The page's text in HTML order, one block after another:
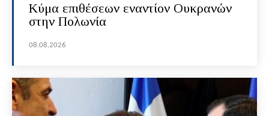
Κύμα επιθέσεων εναντίον Ουκρανών
στην Πολωνία
08.08.2026